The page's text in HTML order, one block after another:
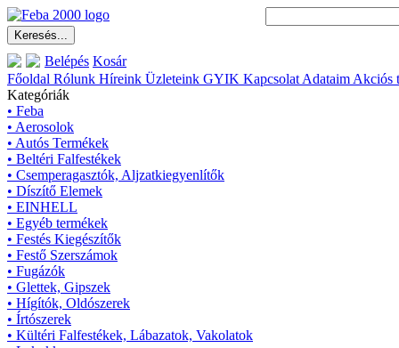
Belépés Kosár
Főoldal Rólunk Híreink Üzleteink GYIK Kapcsolat Adataim Akciós
Kategóriák
• Feba
• Aerosolok
• Autós Termékek
• Beltéri Falfestékek
• Csemperagasztók, Aljzatkiegyenlítők
• Díszítő Elemek
• EINHELL
• Egyéb termékek
• Festés Kiegészítők
• Festő Szerszámok
• Fugázók
• Glettek, Gipszek
• Hígítók, Oldószerek
• Írtószerek
• Kültéri Falfestékek, Lábazatok, Vakolatok